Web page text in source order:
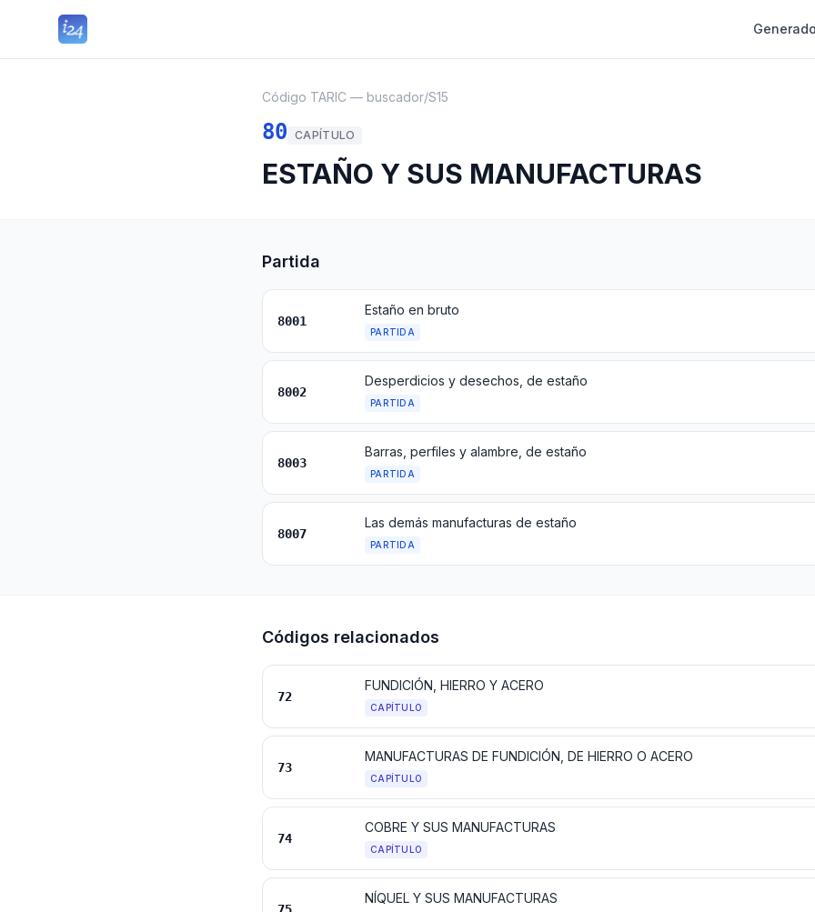
Código TARIC — buscador/S15
80 CAPÍTULO
ESTAÑO Y SUS MANUFACTURAS
Partida
8001
Estaño en bruto
PARTIDA
8002
Desperdicios y desechos, de estaño
PARTIDA
8003
Barras, perfiles y alambre, de estaño
PARTIDA
8007
Las demás manufacturas de estaño
PARTIDA
Códigos relacionados
72
FUNDICIÓN, HIERRO Y ACERO
CAPÍTULO
73
MANUFACTURAS DE FUNDICIÓN, DE HIERRO O ACERO
CAPÍTULO
74
COBRE Y SUS MANUFACTURAS
CAPÍTULO
NÍQUEL Y SUS MANUFACTURAS